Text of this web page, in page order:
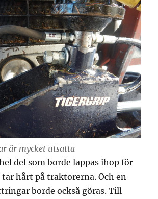
är mycket utsatta
del som borde lappas ihop för
hårt på traktorerna. Och en
borde också göras. Till